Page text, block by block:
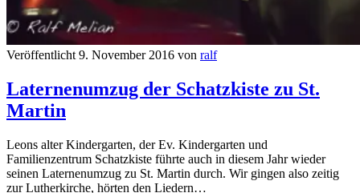
Veröffentlicht 9. November 2016 von ralf
Laternenumzug der Schatzkiste zu St.
Martin
Leons alter Kindergarten, der Ev. Kindergarten und
Familienzentrum Schatzkiste führte auch in diesem Jahr wieder
seinen Laternenumzug zu St. Martin durch. Wir gingen also zeitig
zur Lutherkirche, hörten den Liedern…